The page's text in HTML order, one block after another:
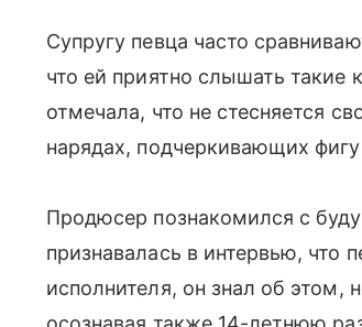
Супругу певца часто
что ей приятно слышать такие
отмечала, что не стесняется
нарядах, подчеркивающих
Продюсер познакомился с
признавалась в интервью, что
исполнителя, он знал об этом,